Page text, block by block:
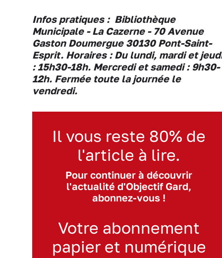
Infos pratiques : Bibliothèque
Municipale - La Cazerne - 70 Avenue
Gaston Doumergue 30130 Pont-Saint-
Esprit. Horaires : Du lundi, mardi et
: 15h30-18h. Mercredi et samedi : 9h30-
12h. Fermée toute la journée le
vendredi.
Il vous reste 80% de
l'article à lire.
Pour continuer à découvrir
l'actualité d'Objectif Gard,
abonnez-vous !
Votre abonnement
papier et numérique